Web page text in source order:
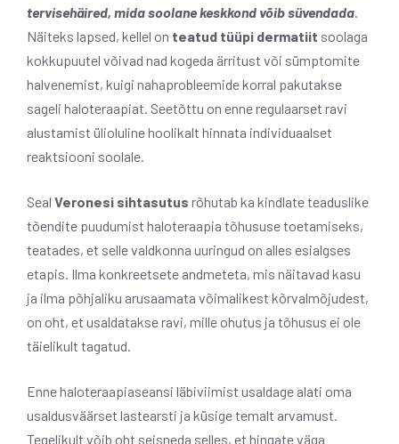
tervisehäired, mida soolane keskkond võib süvendada.
Näiteks lapsed, kellel on teatud tüüpi dermatiit soolaga
kokkupuutel võivad nad kogeda ärritust või sümptomite
halvenemist, kuigi nahaprobleemide korral pakutakse
sageli haloteraapiat. Seetõttu on enne regulaarset ravi
alustamist ülioluline hoolikalt hinnata individuaalset
reaktsiooni soolale.
Seal Veronesi sihtasutus rõhutab ka kindlate teaduslike
tõendite puudumist haloteraapia tõhususe toetamiseks,
teatades, et selle valdkonna uuringud on alles esialgses
etapis. Ilma konkreetsete andmeteta, mis näitavad kasu
ja ilma põhjaliku arusaamata võimalikest kõrvalmõjudest,
on oht, et usaldatakse ravi, mille ohutus ja tõhusus ei ole
täielikult tagatud.
Enne haloteraapiaseansi läbiviimist usaldage alati oma
usaldusväärset lastearsti ja küsige temalt arvamust.
Tegelikult võib oht seisneda selles, et hingate väga